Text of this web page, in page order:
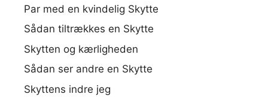
Par med en kvindelig Skytte
Sådan tiltrækkes en Skytte
Skytten og kærligheden
Sådan ser andre en Skytte
Skyttens indre jeg